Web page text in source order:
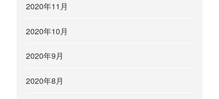
2020年11月
2020年10月
2020年9月
2020年8月